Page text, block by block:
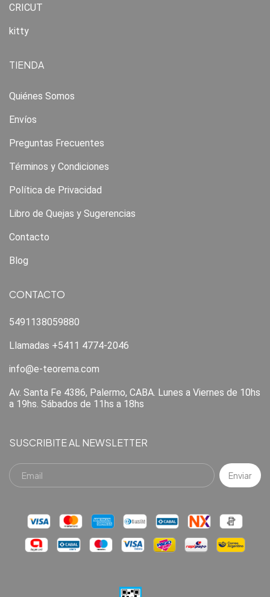
CRICUT
kitty
TIENDA
Quiénes Somos
Envíos
Preguntas Frecuentes
Términos y Condiciones
Política de Privacidad
Libro de Quejas y Sugerencias
Contacto
Blog
CONTACTO
5491138059880
Llamadas +5411 4774-2046
info@e-teorema.com
Av. Santa Fe 4386, Palermo, CABA. Lunes a Viernes de 10hs
a 19hs. Sábados de 11hs a 18hs
SUSCRIBITE AL NEWSLETTER